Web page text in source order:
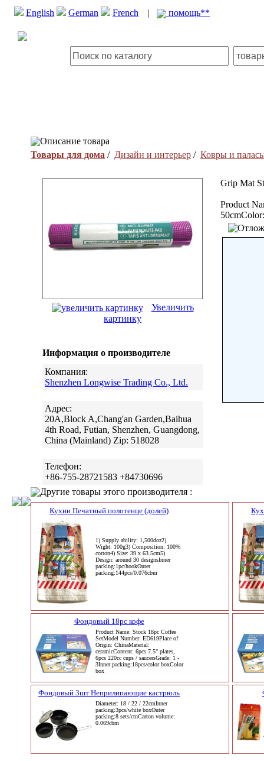
English German French | помощь**
Описание товара
Товары для дома / Дизайн и интерьер / Ковры и
Увеличить
картинку
Информация о производителе
Компания:
Shenzhen Longwise Trading Co., Ltd.
Адрес:
20A,Block A,Chang'an Garden,Baihua
4th Road, Futian, Shenzhen, Guangdong,
China (Mainland) Zip: 518028
Телефон:
+86-755-28721583 +84730696
Grip Mat
Product
Другие товары этого производителя :
Кухни Печатный полотенце (долей)
1) Supply ability: 1,500doz2)
Wight: 100g3) Composition: 100%
cotton4) Size: 39 x 63.5cm5)
Design: around 30 designsInner
packing:1pc/hookOuter
packing:144pcs/0.076cbm
Фондовый 18pc кофе
Product Name: Stock 18pc Coffee
SetModel Number: ED619Place of
Origin: ChinaMaterial:
ceramicContent: 6pcs 7.5" plates,
6pcs 220cc cups / saucersGrade: 1 -
3Inner packing:18pcs/color boxColor
box
Фондовый 3шт Неприлипающие кастрюль
Diameter: 18 / 22 / 22cmInner
packing:3pcs/white boxOuter
packing:8 sets/ctnCarton volume:
0.069cbm